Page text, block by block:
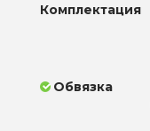
Комплектация
Обвязка